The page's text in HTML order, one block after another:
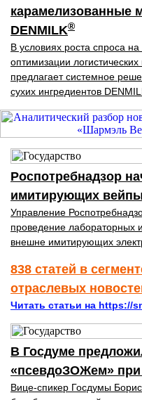
карамелизованные
DENMILK®
В условиях роста спроса на
оптимизации
предлагает системное
сухих ингредиентов
Роспотребнадзор
имитирующих
Управление
проведение лабораторных
внешне имитирующих
838 статей в
отраслевых
Читать статьи на https://
В Госдуме
«псевдоЗОЖем» при
Вице-спикер Госдумы